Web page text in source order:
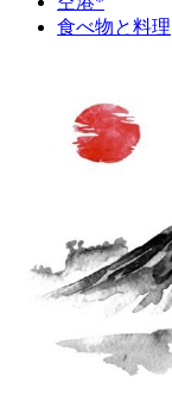
食べ物と料理